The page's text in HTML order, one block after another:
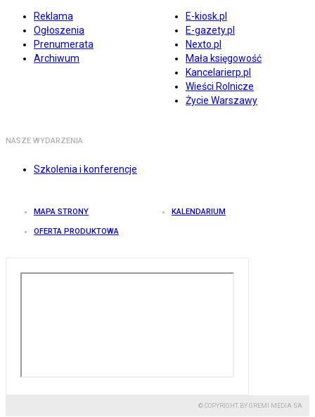
Reklama
Ogłoszenia
Prenumerata
Archiwum
E-kiosk.pl
E-gazety.pl
Nexto.pl
Mała księgowość
Kancelarierp.pl
Wieści Rolnicze
Życie Warszawy
NASZE WYDARZENIA
Szkolenia i konferencje
MAPA STRONY KALENDARIUM
OFERTA PRODUKTOWA
© COPYRIGHT BY GREMI MEDIA SA